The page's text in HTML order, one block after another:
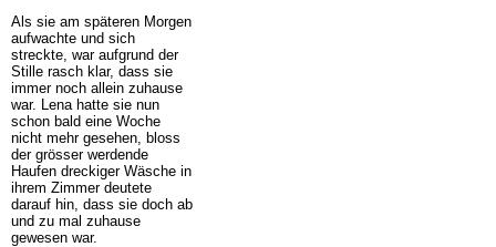
Als sie am späteren Morgen
aufwachte und sich
streckte, war aufgrund der
Stille rasch klar, dass sie
immer noch allein zuhause
war. Lena hatte sie nun
schon bald eine Woche
nicht mehr gesehen, bloss
der grösser werdende
Haufen dreckiger Wäsche in
ihrem Zimmer deutete
darauf hin, dass sie doch ab
und zu mal zuhause
gewesen war.